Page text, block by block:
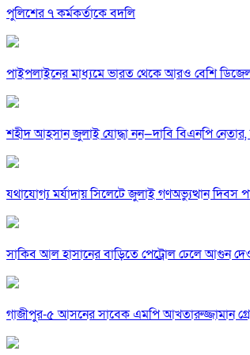
পুলিশের ৭ কর্মকর্তাকে বদলি
পাইপলাইনের মাধ্যমে ভারত থেকে আরও বেশি ডিজেল
শহীদ আহসান জুলাই যোদ্ধা নন—দাবি বিএনপি
যথাযোগ্য মর্যাদায় সিলেটে জুলাই গণঅভ্যুত্থান দিবস
সাকিব আল হাসানের বাড়িতে পেট্রোল ঢেলে আগুন
গাজীপুর-৫ আসনের সাবেক এমপি আখতারুজ্জামান